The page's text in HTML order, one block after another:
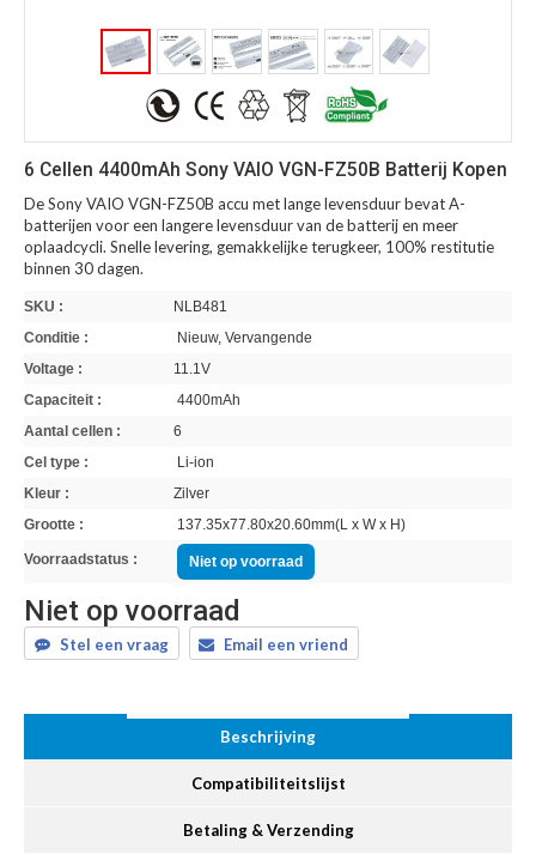
6 Cellen 4400mAh Sony VAIO VGN-FZ50B Batterij Kopen
De Sony VAIO VGN-FZ50B accu met lange levensduur bevat A-
batterijen voor een langere levensduur van de batterij en meer
oplaadcycli. Snelle levering, gemakkelijke terugkeer, 100% restitutie
binnen 30 dagen.
SKU :
NLB481
Conditie :
Nieuw, Vervangende
Voltage :
11.1V
Capaciteit :
4400mAh
Aantal cellen :
6
Cel type :
Li-ion
Kleur :
Zilver
Grootte :
137.35x77.80x20.60mm(L x W x H)
Voorraadstatus : Niet op voorraad
Niet op voorraad
Stel een vraag Email een vriend
Beschrijving
Compatibiliteitslijst
Betaling & Verzending